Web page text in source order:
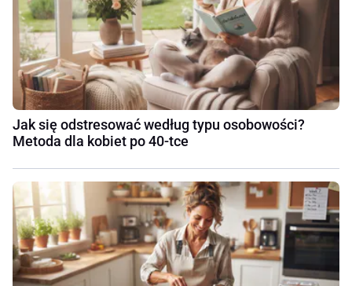
Jak się odstresować według typu osobowości?
Metoda dla kobiet po 40-tce